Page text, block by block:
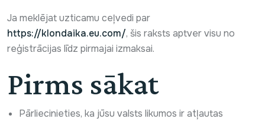
Ja meklējat uzticamu ceļvedi par
https://klondaika.eu.com/, šis raksts aptver visu no
reģistrācijas līdz pirmajai izmaksai.
Pirms sākat
Pārliecinieties, ka jūsu valsts likumos ir atļautas